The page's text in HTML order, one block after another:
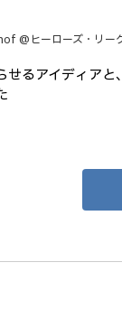
@ヒーローズ・リー
せるアイディア